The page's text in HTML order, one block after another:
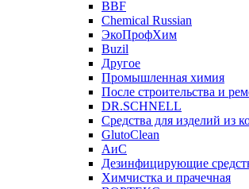
BBF
Chemical Russian
ЭкоПрофХим
Buzil
Другое
Промышленная химия
После строительства и
DR.SCHNELL
Средства для изделий из
GlutoClean
АиС
Дезинфицирующие
Химчистка и прачечная